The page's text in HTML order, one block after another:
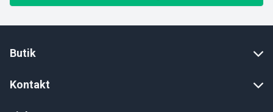
Butik
Kontakt